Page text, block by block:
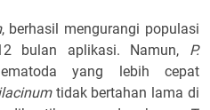
, berhasil mengurangi populasi
bulan aplikasi. Namun, P.
yang lebih cepat
tidak bertahan lama di